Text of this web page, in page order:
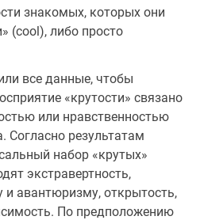
знакомых, которых они
(cool), либо просто
все данные, чтобы
«крутости» связано
или нравственностью
Согласно результатам
набор «крутых»
экстравертность,
и авантюризму, открытость,
По предположению